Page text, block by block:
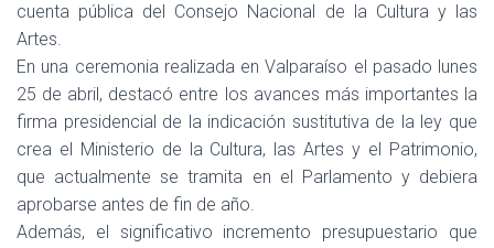
C
Ó
cuenta pública del Consejo Nacional de la Cultura y las
Artes.
En una ceremonia realizada en Valparaíso el pasado lunes
25 de abril, destacó entre los avances más importantes la
firma presidencial de la indicación sustitutiva de la ley que
crea el Ministerio de la Cultura, las Artes y el Patrimonio,
que actualmente se tramita en el Parlamento y debiera
aprobarse antes de fin de año.
Además, el significativo incremento presupuestario que